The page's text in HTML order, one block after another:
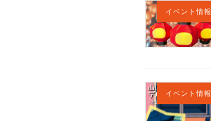
イベント情報
イベント情報